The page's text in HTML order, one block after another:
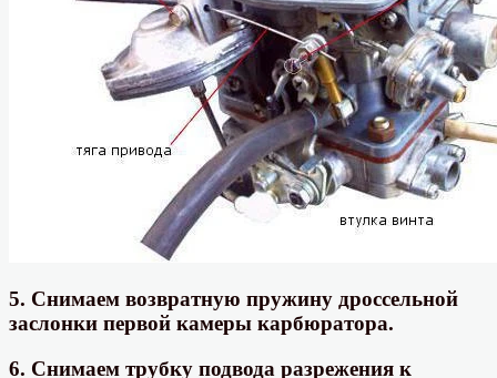
5. Снимаем возвратную пружину дроссельной
заслонки первой камеры карбюратора.
6. Снимаем трубку подвода разрежения к